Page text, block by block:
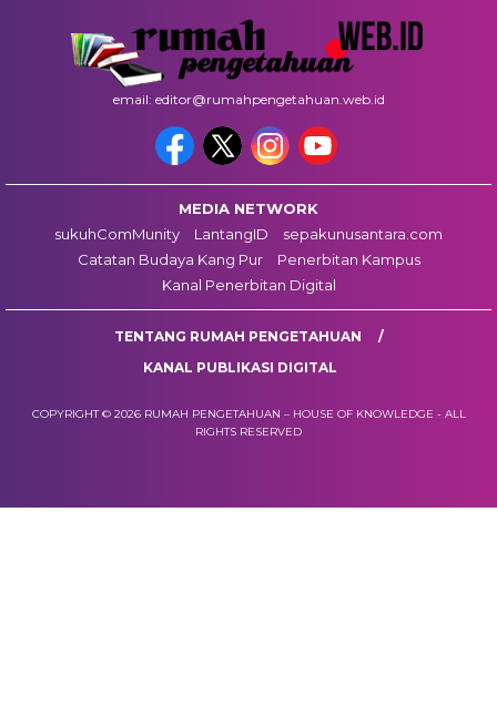
email: editor@rumahpengetahuan.web.id
MEDIA NETWORK
sukuhComMunity
LantangID
sepakunusantara.com
Catatan Budaya Kang Pur
Penerbitan Kampus
Kanal Penerbitan Digital
TENTANG RUMAH PENGETAHUAN
KANAL PUBLIKASI DIGITAL
COPYRIGHT © 2026 RUMAH PENGETAHUAN – HOUSE OF KNOWLEDGE - ALL
RIGHTS RESERVED